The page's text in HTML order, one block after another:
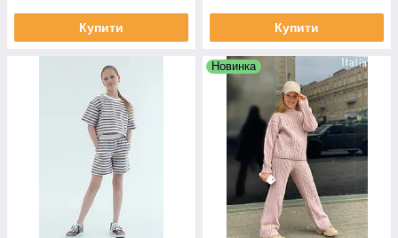
Купити Купити
Новинка